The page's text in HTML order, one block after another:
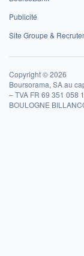
Publicité
Site Groupe &
Copyright © 2026
Boursorama, SA au
– TVA FR 69 351 058
BOULOGNE